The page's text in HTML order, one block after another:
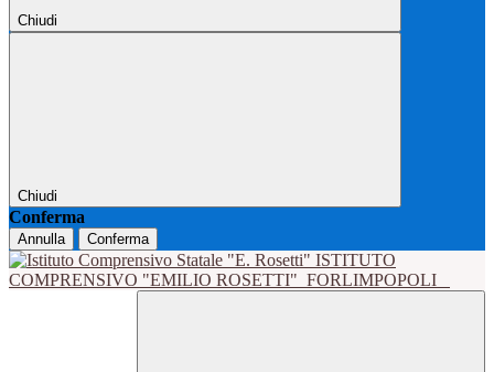
Chiudi
Chiudi
Conferma
Annulla Conferma
ISTITUTO
COMPRENSIVO "EMILIO ROSETTI" FORLIMPOPOLI